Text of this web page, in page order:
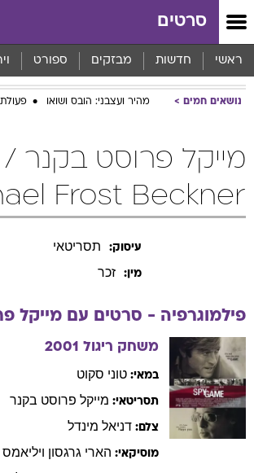
סרטים
ראשי חדשות מבזקים ספורט
נושאים חמים מהיר ועצבני: הובס ושואו פעולת
מייקל פרוסט בקנר /
Frost Beckner
עיסוק: תסריטאי
מין: זכר
פילמוגרפיה - סרטים עם מייקל
משחק ריגול 2001
במאי: טוני סקוט
תסריטאי: מייקל פרוסט בקנר
צלם: דניאל מינדל
מוסיקאי: הארי גרגסון ויליאמס